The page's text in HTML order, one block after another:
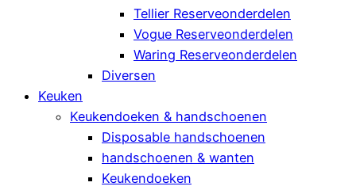
Tellier Reserveonderdelen
Vogue Reserveonderdelen
Waring Reserveonderdelen
Diversen
Keuken
Keukendoeken & handschoenen
Disposable handschoenen
handschoenen & wanten
Keukendoeken